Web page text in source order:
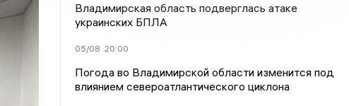
Владимирская область подверглась атаке
украинских БПЛА
05/08 20:00
Погода во Владимирской области изменится под
влиянием североатлантического циклона